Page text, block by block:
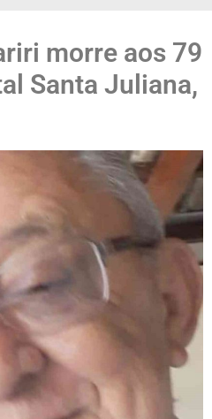
morre aos 79
Santa Juliana,